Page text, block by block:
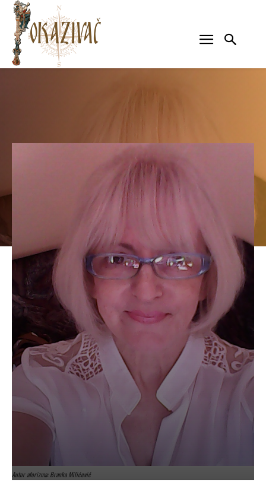
Autor aforizma: Branka Milićević